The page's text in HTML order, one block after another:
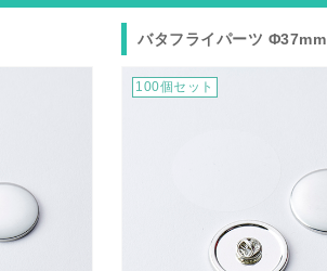
バタフライパーツ Φ37mm
100個セット